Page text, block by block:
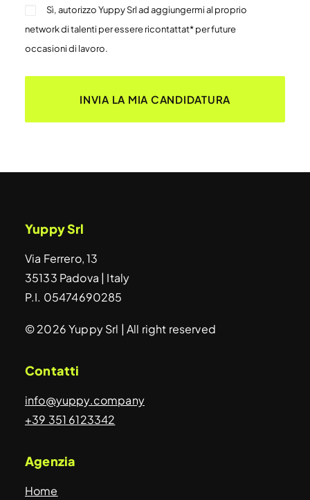
Sì, autorizzo Yuppy Srl ad aggiungermi al proprio
network di talenti per essere ricontattat* per future
occasioni di lavoro.
Yuppy Srl
Via Ferrero, 13
35133 Padova | Italy
P.I. 05474690285
© 2026 Yuppy Srl | All right reserved
Contatti
info@yuppy.company
+39 351 6123342
Agenzia
Home